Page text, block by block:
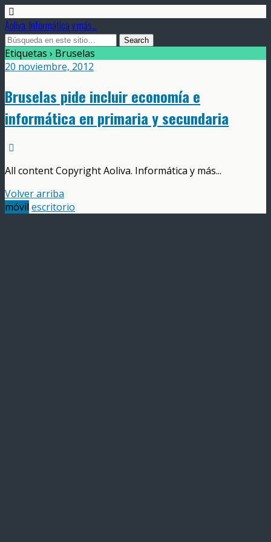
Aoliva. Informática y más...
Etiquetas › Bruselas
20 noviembre, 2012
Bruselas pide incluir economía e
informática en primaria y secundaria
All content Copyright Aoliva. Informática y más...
Volver arriba
móvil escritorio